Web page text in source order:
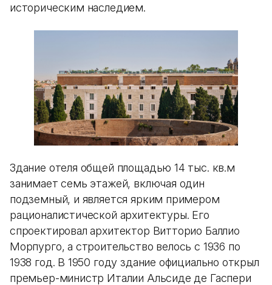
историческим наследием.
Здание отеля общей площадью 14 тыс. кв.м
занимает семь этажей, включая один
подземный, и является ярким примером
рационалистической архитектуры. Его
спроектировал архитектор Витторио Баллио
Морпурго, а строительство велось с 1936 по
1938 год. В 1950 году здание официально открыл
премьер-министр Италии Альсиде де Гаспери